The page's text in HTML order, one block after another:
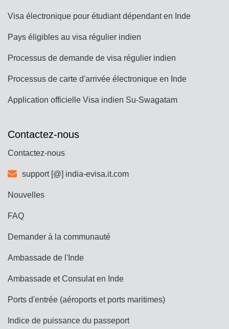
Visa électronique pour étudiant dépendant en Inde
Pays éligibles au visa régulier indien
Processus de demande de visa régulier indien
Processus de carte d'arrivée électronique en Inde
Application officielle Visa indien Su-Swagatam
Contactez-nous
Contactez-nous
support [@] india-evisa.it.com
Nouvelles
FAQ
Demander à la communauté
Ambassade de l'Inde
Ambassade et Consulat en Inde
Ports d'entrée (aéroports et ports maritimes)
Indice de puissance du passeport